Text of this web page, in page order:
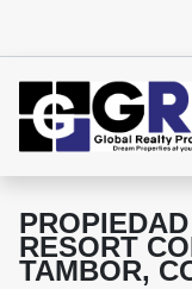
RESORT
TAMBOR,